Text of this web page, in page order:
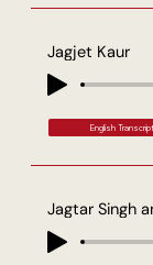
Jagjet Kaur
English Transcript
Jagtar Singh